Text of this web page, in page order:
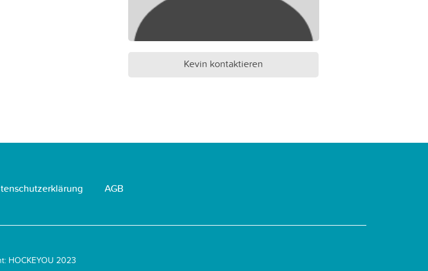
Kevin kontaktieren
AGB
HOCKEYOU 2023